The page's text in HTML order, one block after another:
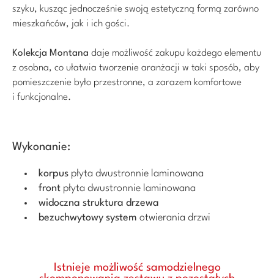
szyku, kusząc jednocześnie swoją estetyczną formą zarówno
mieszkańców, jak i ich gości.
Kolekcja Montana daje możliwość zakupu każdego elementu
z osobna, co ułatwia tworzenie aranżacji w taki sposób, aby
pomieszczenie było przestronne, a zarazem komfortowe
i funkcjonalne.
Wykonanie:
korpus płyta dwustronnie laminowana
front płyta dwustronnie laminowana
widoczna struktura drzewa
bezuchwytowy system otwierania drzwi
Istnieje możliwość samodzielnego